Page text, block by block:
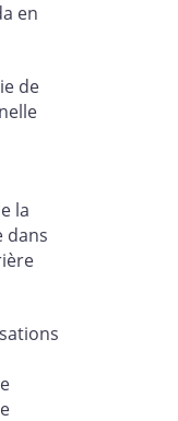
en
de
la
dans